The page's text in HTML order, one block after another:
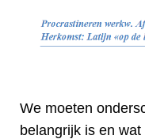
We moeten
belangrijk is en